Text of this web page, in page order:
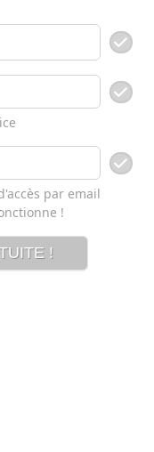
par email
!
!